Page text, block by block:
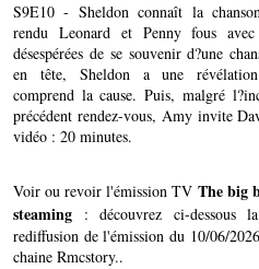
S9E10 - Sheldon connaît la
rendu Leonard et Penny fous avec
désespérées de se souvenir d?une
en tête, Sheldon a une
comprend la cause. Puis, malgré
précédent rendez-vous, Amy invite
vidéo : 20 minutes.
Voir ou revoir l'émission TV The big
steaming : découvrez ci-dessous
rediffusion de l'émission du 10/06/
chaine Rmcstory..